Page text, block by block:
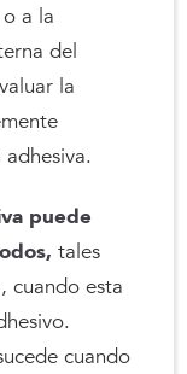
a la
del
la
puede
tales
, cuando esta
cuando